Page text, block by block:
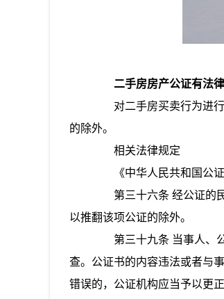
二手房房产公证有法
对二手房买卖行为进行
的除外。
相关法律规定
《中华人民共和国公证
第三十六条 经公证的民
以推翻该项公证的除外。
第三十九条 当事人、公
查。公证书的内容违法或者与
错误的，公证机构应当予以更正